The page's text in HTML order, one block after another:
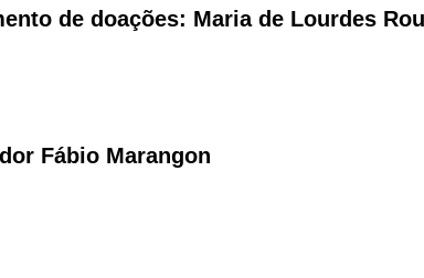
de doações: Maria de Lourdes
Fábio Marangon